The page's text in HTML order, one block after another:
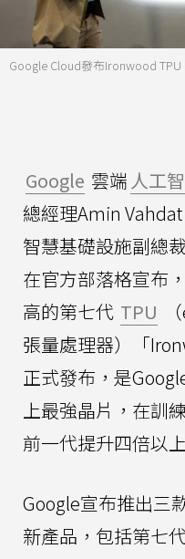
Google Cloud發布Ironwood
Google 雲端 人工
總經理Amin
智慧基礎設施副總
在官方部落格宣布
高的第七代 TPU
張量處理器）「
正式發布，是
上最強晶片，在訓
前一代提升四倍以
Google宣布推出三
新產品，包括第七